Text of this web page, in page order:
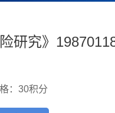
险研究》
：30积分